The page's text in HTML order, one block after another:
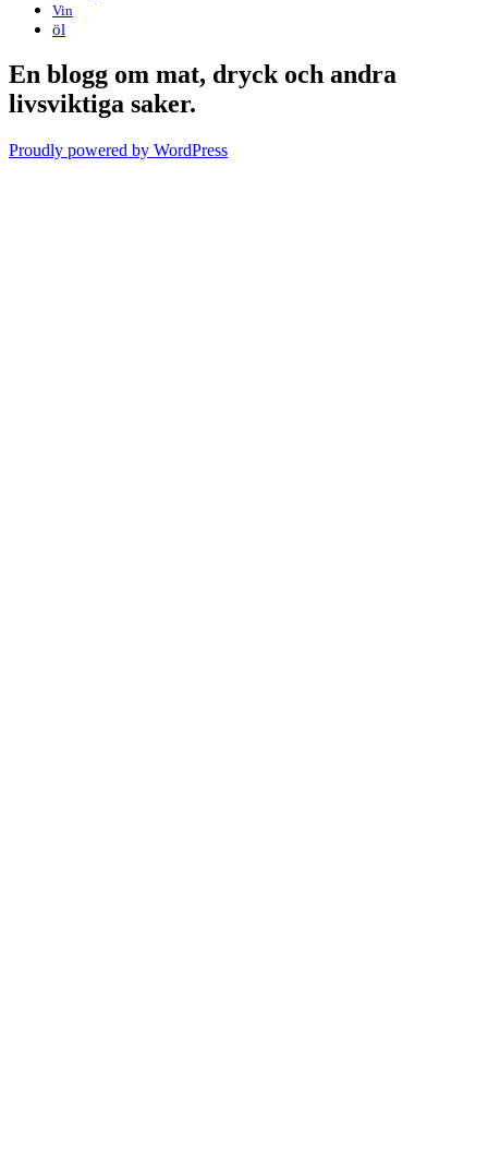
Vin
öl
En blogg om mat, dryck och andra
livsviktiga saker.
Proudly powered by WordPress